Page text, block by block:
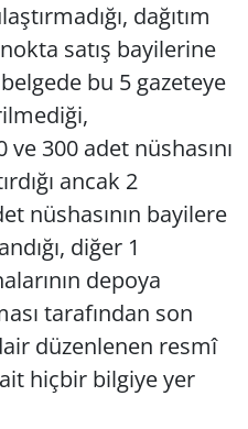
dağıtım
satış bayilerine
bu 5 gazeteye
300 adet nüshasını
ancak 2
nüshasının bayilere
diğer 1
depoya
tarafından son
düzenlenen resmî
hiçbir bilgiye yer